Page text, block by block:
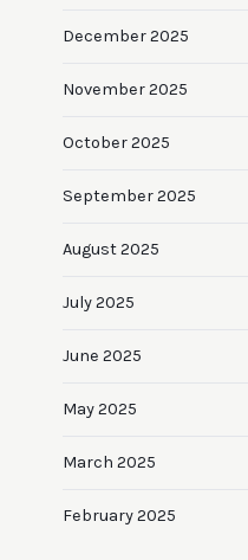
December 2025
November 2025
October 2025
September 2025
August 2025
July 2025
June 2025
May 2025
March 2025
February 2025